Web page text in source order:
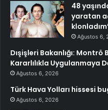
48
yaratan
Ağustos 6,
Dışişleri Bakanlığı: Montrö
Kararlılıkla Uygulanmaya
Ağustos 6, 2026
Türk Hava Yolları hissesi
Ağustos 6, 2026